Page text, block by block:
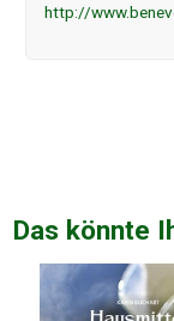
http://
Das könnte